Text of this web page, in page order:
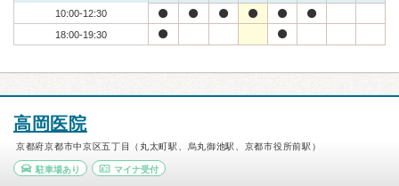
10:00-12:30
18:00-19:30
高岡医院
京都府京都市中京区五丁目（丸太町駅、烏丸御池駅、京都市役所前駅）
駐車場あり マイナ受付